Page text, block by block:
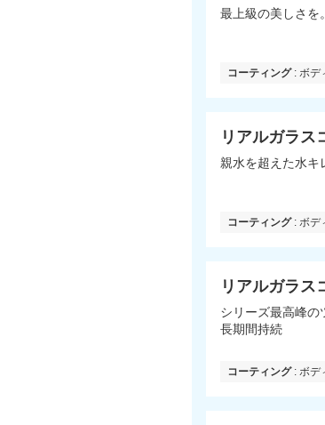
最上級の美しさを
コーティング: ボデ
リアルガラス
親水を超えた水キ
コーティング: ボデ
リアルガラス
シリーズ最高峰の
長期間持続
コーティング: ボデ